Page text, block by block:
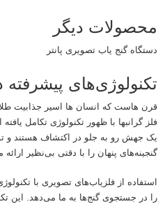
محصولات دیگر
دستگاه گنج یاب تصویری پانتر
تکنولوژی‌های
قرن هاست که انسان ها اسیر جذابیت طلا
فلز گرانبها با ظهور تکنولوژی تکامل
یک جهش رو به جلو در اکتشاف هستند و
گنجینه‌های پنهان را با دقتی بی‌نظیر ارائه
استفاده از فلزیاب‌های تصویری با
را در جستجوی گنج‌ها به ما می‌دهد. این